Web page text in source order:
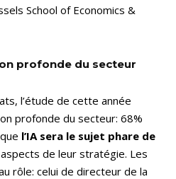
School of Economics &
profonde du secteur
l’étude de cette année
profonde du secteur: 68%
l’IA sera le sujet phare de
de leur stratégie. Les
rôle: celui de directeur de la